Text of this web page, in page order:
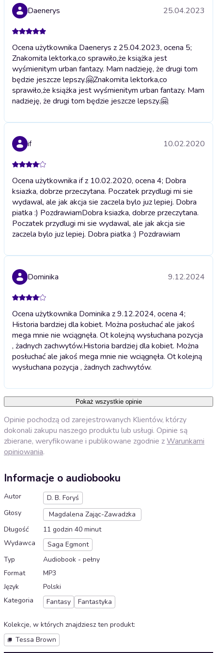
Daenerys 25.04.2023
Ocena użytkownika Daenerys z 25.04.2023, ocena 5;
Znakomita lektorka,co sprawiło,że książka jest
wyśmienitym urban fantazy. Mam nadzieję, że drugi tom
będzie jeszcze lepszy.🤗Znakomita lektorka,co
sprawiło,że książka jest wyśmienitym urban fantazy. Mam
nadzieję, że drugi tom będzie jeszcze lepszy.🤗
if 10.02.2020
Ocena użytkownika if z 10.02.2020, ocena 4; Dobra
ksiazka, dobrze przeczytana. Poczatek przydlugi mi sie
wydawal, ale jak akcja sie zaczela bylo juz lepiej. Dobra
piatka :) PozdrawiamDobra ksiazka, dobrze przeczytana.
Poczatek przydlugi mi sie wydawal, ale jak akcja sie
zaczela bylo juz lepiej. Dobra piatka :) Pozdrawiam
Dominika 9.12.2024
Ocena użytkownika Dominika z 9.12.2024, ocena 4;
Historia bardziej dla kobiet. Można posłuchać ale jakoś
mega mnie nie wciągnęła. Ot kolejną wysłuchana pozycja
, żadnych zachwytów.Historia bardziej dla kobiet. Można
posłuchać ale jakoś mega mnie nie wciągnęła. Ot kolejną
wysłuchana pozycja , żadnych zachwytów.
Pokaż wszystkie opinie
Opinie pochodzą od zarejestrowanych Klientów, którzy
dokonali zakupu naszego produktu lub usługi. Opinie są
zbierane, weryfikowane i publikowane zgodnie zWarunkami
opiniowania.
Informacje o audiobooku
Autor
D. B. Foryś
Głosy
Magdalena Zając-Zawadzka
Długość
11 godzin 40 minut
Wydawca
Saga Egmont
Typ
Audiobook - pełny
Format
MP3
Język
Polski
Kategoria
Fantasy Fantastyka
Kolekcje, w których znajdziesz ten produkt:
Tessa Brown